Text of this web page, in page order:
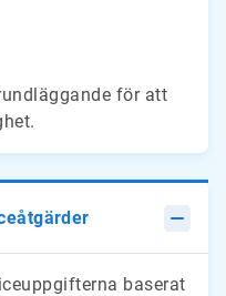
för att
baserat